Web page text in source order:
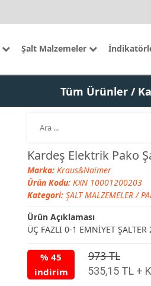
Şalt Malzemeler
Tüm Ürünler /
Kardeş Elektrik Pako
Marka: Kraus&Naimer
Ürün Kodu: KXN 10001200203
Kategori: ŞALT MALZEMELER/
Ürün Açıklaması
ÜÇ FAZLI 0-1 EMNİYET
% 45
indirim
973 TL
535,15 TL +